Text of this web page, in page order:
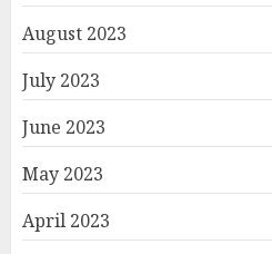
August 2023
July 2023
June 2023
May 2023
April 2023